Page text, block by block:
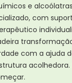
e
com
com a ajuda
acolhedora.